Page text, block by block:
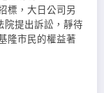
標，大日公司另
院提出訴訟，靜待
隆市民的權益著